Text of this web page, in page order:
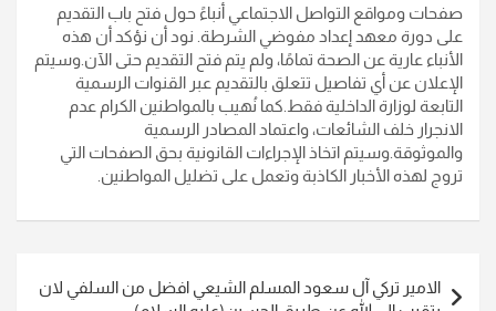
صفحات ومواقع التواصل الاجتماعي أنباءً حول فتح باب التقديم
على دورة معهد إعداد مفوضي الشرطة. نود أن نؤكد أن هذه
الأنباء عارية عن الصحة تمامًا، ولم يتم فتح التقديم حتى الآن.وسيتم
الإعلان عن أي تفاصيل تتعلق بالتقديم عبر القنوات الرسمية
التابعة لوزارة الداخلية فقط.كما نُهيب بالمواطنين الكرام عدم
الانجرار خلف الشائعات، واعتماد المصادر الرسمية
والموثوقة.وسيتم اتخاذ الإجراءات القانونية بحق الصفحات التي
تروج لهذه الأخبار الكاذبة وتعمل على تضليل المواطنين.
الامير تركي آل سعود المسلم الشيعي افضل من السلفي لان